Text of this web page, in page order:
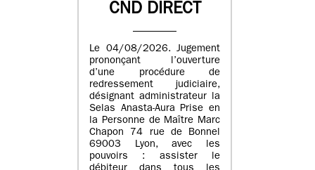
CND DIRECT
Le 04/08/2026. Jugement
prononçant l’ouverture
d’une procédure de
redressement judiciaire,
désignant administrateur la
Selas Anasta-Aura Prise en
la Personne de Maître Marc
Chapon 74 rue de Bonnel
69003 Lyon, avec les
pouvoirs : assister le